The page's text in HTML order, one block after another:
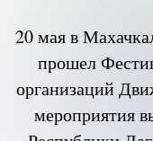
20 мая в
прошел
организаций
мероприятия